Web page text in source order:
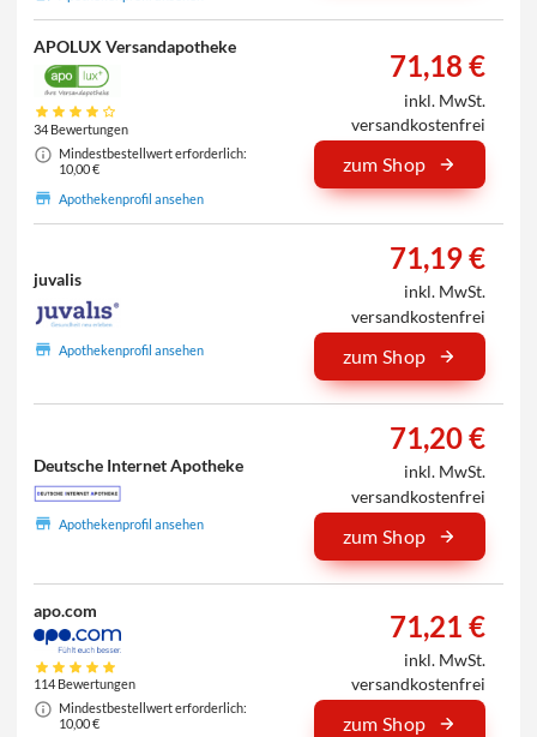
APOLUX Versandapotheke
34 Bewertungen
Mindestbestellwert erforderlich:
10,00 €
Apothekenprofil ansehen
71,18 €
inkl. MwSt.
versandkostenfrei
zum Shop
juvalis
Apothekenprofil ansehen
71,19 €
inkl. MwSt.
versandkostenfrei
zum Shop
Deutsche Internet Apotheke
Apothekenprofil ansehen
71,20 €
inkl. MwSt.
versandkostenfrei
zum Shop
apo.com
114 Bewertungen
Mindestbestellwert erforderlich:
10,00 €
71,21 €
inkl. MwSt.
versandkostenfrei
zum Shop